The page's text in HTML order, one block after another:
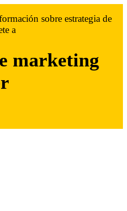
sobre estrategia de
a
marketing